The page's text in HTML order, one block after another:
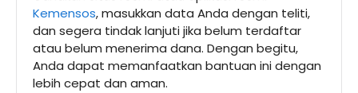
Kemensos, masukkan data Anda dengan teliti,
dan segera tindak lanjuti jika belum terdaftar
atau belum menerima dana. Dengan begitu,
Anda dapat memanfaatkan bantuan ini dengan
lebih cepat dan aman.